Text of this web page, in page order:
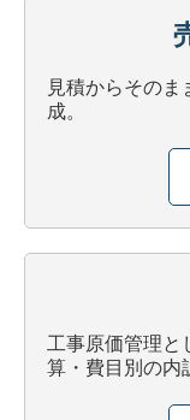
見積からその
成。
工事原価管理と
算・費目別の内